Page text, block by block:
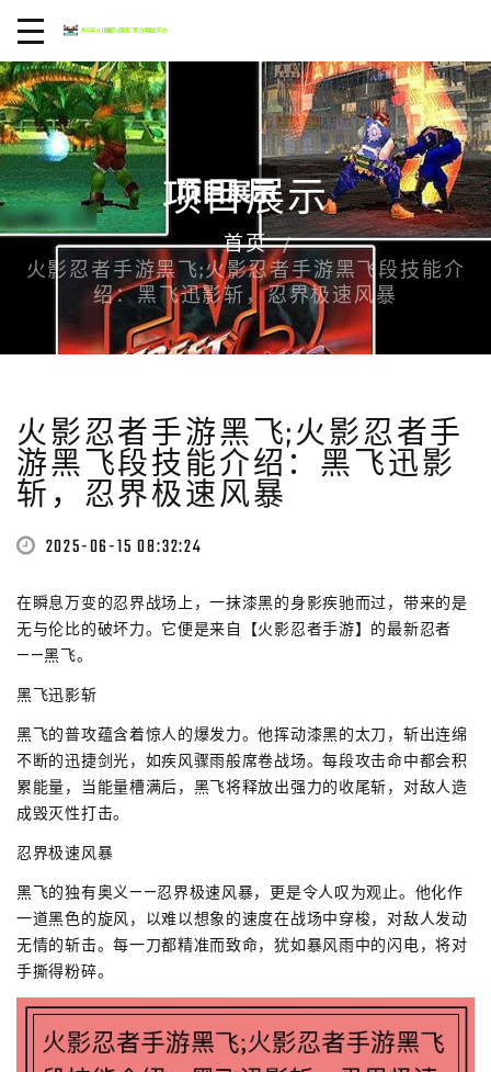
项目展示
首页
火影忍者手游黑飞;火影忍者手游黑飞段技能介
绍：黑飞迅影斩，忍界极速风暴
火影忍者手游黑飞;火影忍者手
游黑飞段技能介绍：黑飞迅影
斩，忍界极速风暴
2025-06-15 08:32:24
在瞬息万变的忍界战场上，一抹漆黑的身影疾驰而过，带来的是
无与伦比的破坏力。它便是来自【火影忍者手游】的最新忍者
——黑飞。
黑飞迅影斩
黑飞的普攻蕴含着惊人的爆发力。他挥动漆黑的太刀，斩出连绵
不断的迅捷剑光，如疾风骤雨般席卷战场。每段攻击命中都会积
累能量，当能量槽满后，黑飞将释放出强力的收尾斩，对敌人造
成毁灭性打击。
忍界极速风暴
黑飞的独有奥义——忍界极速风暴，更是令人叹为观止。他化作
一道黑色的旋风，以难以想象的速度在战场中穿梭，对敌人发动
无情的斩击。每一刀都精准而致命，犹如暴风雨中的闪电，将对
手撕得粉碎。